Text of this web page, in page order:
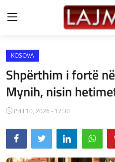
Shtëpi
LAJME MAQEDONI
SHQIPERI
KOSOVA
LAJME NGA BOTA
KOSOVA
Shpërthim i fortë
Mynih, nisin
Prill 10, 2026 - 17:30